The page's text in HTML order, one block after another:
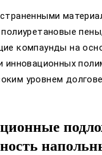
компаунды на
инновационных
уровнем